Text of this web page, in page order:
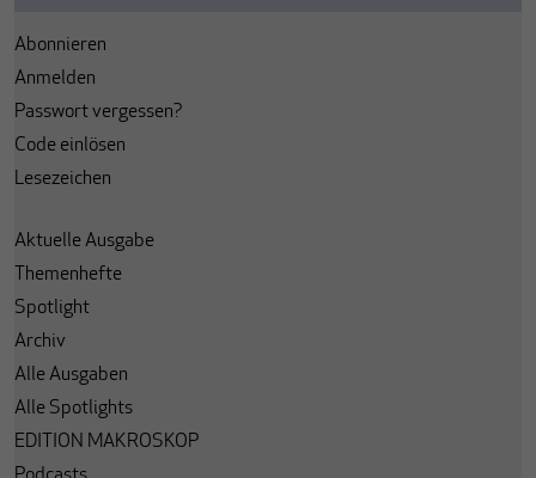
Abonnieren
Anmelden
Passwort vergessen?
Code einlösen
Lesezeichen
Aktuelle Ausgabe
Themenhefte
Spotlight
Archiv
Alle Ausgaben
Alle Spotlights
EDITION MAKROSKOP